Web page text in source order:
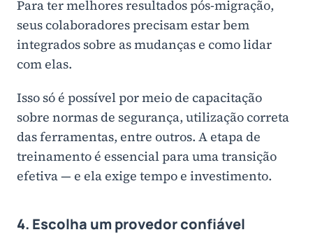
Para ter melhores resultados pós-migração,
seus colaboradores precisam estar bem
integrados sobre as mudanças e como lidar
com elas.
Isso só é possível por meio de capacitação
sobre normas de segurança, utilização correta
das ferramentas, entre outros. A etapa de
treinamento é essencial para uma transição
efetiva — e ela exige tempo e investimento.
4. Escolha um provedor confiável